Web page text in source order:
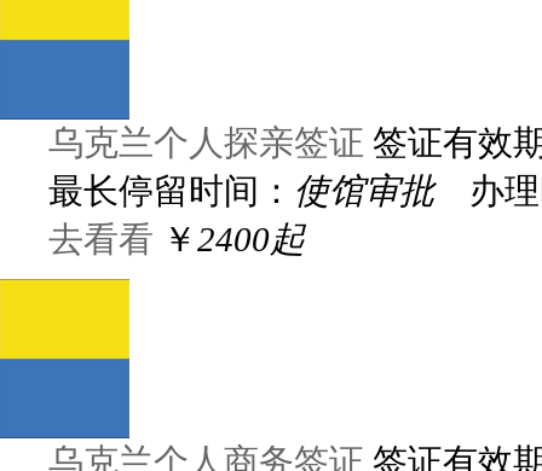
乌克兰个人探亲签证 签证有效
最长停留时间： 使馆审批办理
去看看 ￥2400起
乌克兰个人商务签证 签证有效